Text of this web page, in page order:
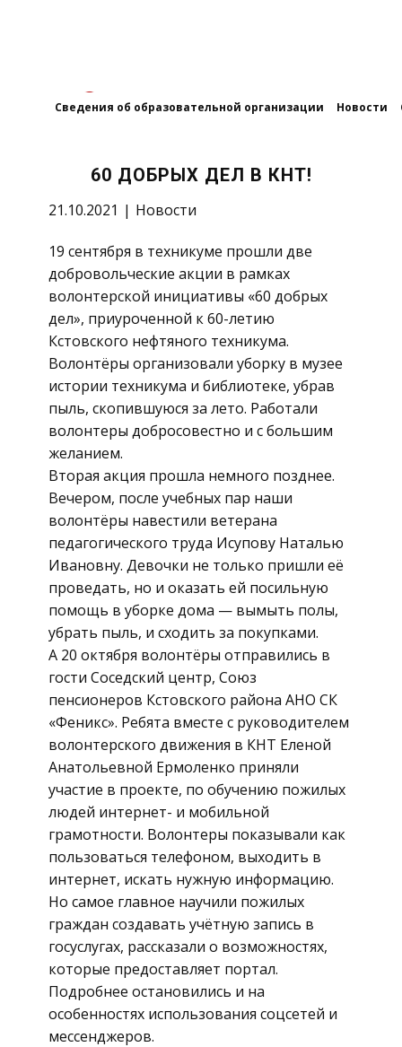
Сведения об образовательной организации Новости
60 ДОБРЫХ ДЕЛ В КНТ!
21.10.2021 Новости
19 сентября в техникуме прошли две
добровольческие акции в рамках
волонтерской инициативы «60 добрых
дел», приуроченной к 60-летию
Кстовского нефтяного техникума.
Волонтёры организовали уборку в музее
истории техникума и библиотеке, убрав
пыль, скопившуюся за лето. Работали
волонтеры добросовестно и с большим
желанием.
Вторая акция прошла немного позднее.
Вечером, после учебных пар наши
волонтёры навестили ветерана
педагогического труда Исупову Наталью
Ивановну. Девочки не только пришли её
проведать, но и оказать ей посильную
помощь в уборке дома — вымыть полы,
убрать пыль, и сходить за покупками.
А 20 октября волонтёры отправились в
гости Соседский центр, Союз
пенсионеров Кстовского района АНО СК
«Феникс». Ребята вместе с руководителем
волонтерского движения в КНТ Еленой
Анатольевной Ермоленко приняли
участие в проекте, по обучению пожилых
людей интернет- и мобильной
грамотности. Волонтеры показывали как
пользоваться телефоном, выходить в
интернет, искать нужную информацию.
Но самое главное научили пожилых
граждан создавать учётную запись в
госуслугах, рассказали о возможностях,
которые предоставляет портал.
Подробнее остановились и на
особенностях использования соцсетей и
мессенджеров.